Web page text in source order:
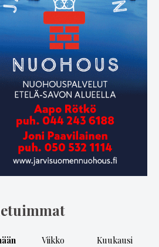
Viikko Kuukausi